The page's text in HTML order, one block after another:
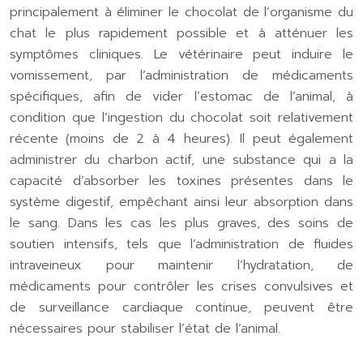
principalement à éliminer le chocolat de l’organisme du
chat le plus rapidement possible et à atténuer les
symptômes cliniques. Le vétérinaire peut induire le
vomissement, par l’administration de médicaments
spécifiques, afin de vider l’estomac de l’animal, à
condition que l’ingestion du chocolat soit relativement
récente (moins de 2 à 4 heures). Il peut également
administrer du charbon actif, une substance qui a la
capacité d’absorber les toxines présentes dans le
système digestif, empêchant ainsi leur absorption dans
le sang. Dans les cas les plus graves, des soins de
soutien intensifs, tels que l’administration de fluides
intraveineux pour maintenir l’hydratation, de
médicaments pour contrôler les crises convulsives et
de surveillance cardiaque continue, peuvent être
nécessaires pour stabiliser l’état de l’animal.